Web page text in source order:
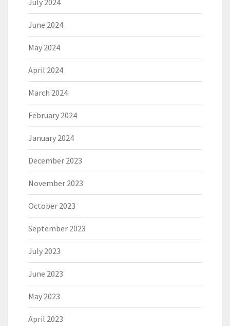
July 2024
June 2024
May 2024
April 2024
March 2024
February 2024
January 2024
December 2023
November 2023
October 2023
September 2023
July 2023
June 2023
May 2023
April 2023